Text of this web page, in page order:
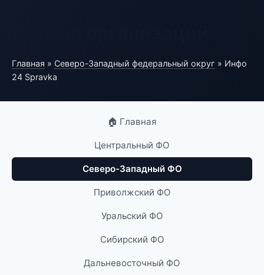
Главная » Северо-Западный федеральный округ » Инфо
24 Spravka
🏠 Главная
Центральный ФО
Северо-Западный ФО
Приволжский ФО
Уральский ФО
Сибирский ФО
Дальневосточный ФО